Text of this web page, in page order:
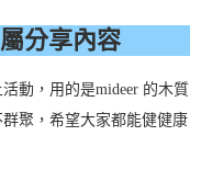
分享內容
動，用的是mideer 的木質
聚，希望大家都能健健康